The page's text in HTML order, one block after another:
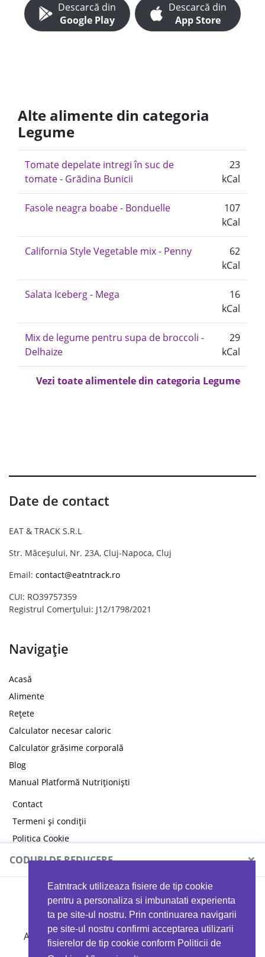
Eatntrack utilizeaza fisiere de tip cookie
pentru a personaliza si imbunatati experienta
ta pe site-ul nostru. Prin continuarea navigarii
pe site-ul nostru confirmi acceptarea utilizarii
fisierelor de tip cookie conform Politicii de
Descarcă din
Google Play
Descarcă din
App Store
Alte alimente din categoria
Legume
Tomate depelate intregi în suc de
tomate - Grădina Bunicii
23
kCal
Fasole neagra boabe - Bonduelle
107
kCal
California Style Vegetable mix - Penny
62
kCal
Salata Iceberg - Mega
16
kCal
Mix de legume pentru supa de broccoli -
Delhaize
29
kCal
Vezi toate alimentele din categoria Legume
Date de contact
EAT & TRACK S.R.L
Str. Măceșului, Nr. 23A, Cluj-Napoca, Cluj
Email: contact@eatntrack.ro
CUI: RO39757359
Registrul Comerțului: J12/1798/2021
Navigație
Acasă
Alimente
Rețete
Calculator necesar caloric
Calculator grăsime corporală
Blog
Manual Platformă Nutriționiști
Contact
Termeni și condiții
Politica Cookie
Politica de confidențialitate
CODURI DE REDUCERE ×
MYPROTEIN
Ai 40%reducere la orice comandă folosind codul
EATTRACK